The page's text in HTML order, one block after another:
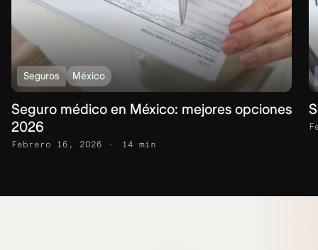
Seguros México
Seguro médico en México: mejores opciones
2026
Febrero 16, 2026 14 min